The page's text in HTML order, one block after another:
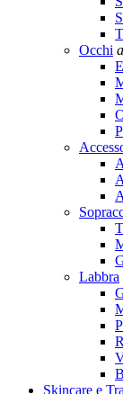
Occhi
Labbra
Skincare e